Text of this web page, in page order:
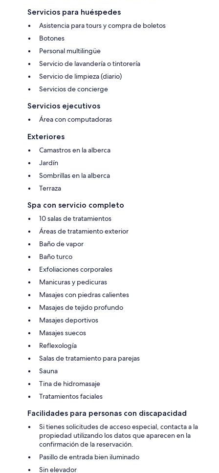
Servicios para huéspedes
Asistencia para tours y compra de boletos
Botones
Personal multilingüe
Servicio de lavandería o tintorería
Servicio de limpieza (diario)
Servicios de concierge
Servicios ejecutivos
Área con computadoras
Exteriores
Camastros en la alberca
Jardín
Sombrillas en la alberca
Terraza
Spa con servicio completo
10 salas de tratamientos
Áreas de tratamiento exterior
Baño de vapor
Baño turco
Exfoliaciones corporales
Manicuras y pedicuras
Masajes con piedras calientes
Masajes de tejido profundo
Masajes deportivos
Masajes suecos
Reflexología
Salas de tratamiento para parejas
Sauna
Tina de hidromasaje
Tratamientos faciales
Facilidades para personas con discapacidad
Si tienes solicitudes de acceso especial, contacta a la
propiedad utilizando los datos que aparecen en la
confirmación de la reservación.
Pasillo de entrada bien iluminado
Sin elevador